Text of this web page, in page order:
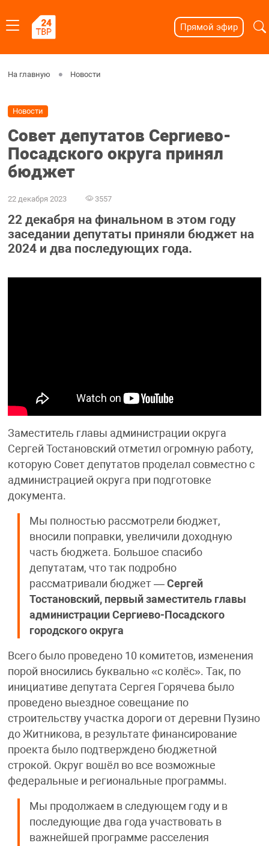
Прямой эфир
На главную Новости
Новости
Совет депутатов Сергиево-
Посадского округа принял
бюджет
22 декабря 2023 3557
22 декабря на финальном в этом году
заседании депутаты приняли бюджет на
2024 и два последующих года.
Заместитель главы администрации округа
Сергей Тостановский отметил огромную работу,
которую Совет депутатов проделал совместно с
администрацией округа при подготовке
документа.
Мы полностью рассмотрели бюджет,
вносили поправки, увеличили доходную
часть бюджета. Большое спасибо
депутатам, что так подробно
рассматривали бюджет — Сергей
Тостановский, первый заместитель главы
администрации Сергиево-Посадского
городского округа
Всего было проведено 10 комитетов, изменения
порой вносились буквально «с колёс». Так, по
инициативе депутата Сергея Горячева было
проведено выездное совещание по
строительству участка дороги от деревни Пузино
до Житникова, в результате финансирование
проекта было подтверждено бюджетной
строкой. Округ вошёл во все возможные
федеральные и региональные программы.
Мы продолжаем в следующем году и в
последующие два года участвовать в
важнейшей программе расселения